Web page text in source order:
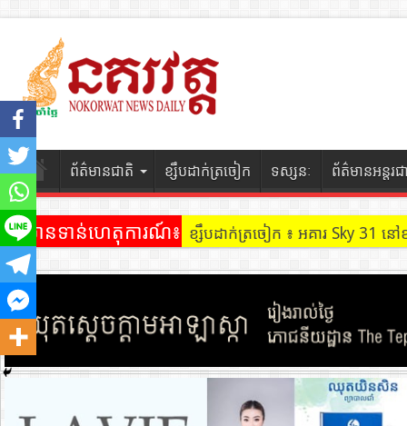
ព័ត៌មានជាតិ ខ្សឹបដាក់ត្រចៀក ទស្សនៈ ព័ត៌មានអន្តរជ
ព័ត៌មានទាន់ហេតុការណ៍៖ ខ្សឹបដាក់ត្រចៀក ៖ ដល់ករ ! ឈ្មួញដឹក